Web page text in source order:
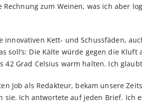
zum Weinen, was ich aber
Kett- und Schussfäden,
Die Kälte würde gegen die
Grad Celsius warm halten. Ich
Job als Redakteur, bekam unsere
Ich antwortete auf jeden Brief. Ich